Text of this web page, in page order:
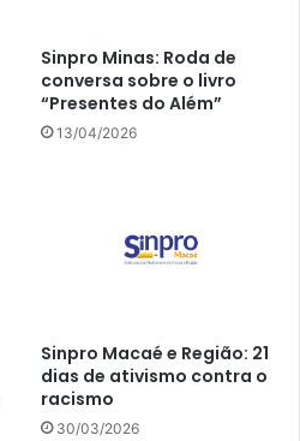
Sinpro Minas: Roda de
conversa sobre o livro
“Presentes do Além”
13/04/2026
Sinpro Macaé e Região: 21
dias de ativismo contra o
racismo
30/03/2026